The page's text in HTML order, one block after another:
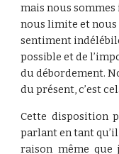
mais nous
nous limite et
sentiment
possible et de
du débordement.
du présent, c’est
Cette disposition
parlant en tant
raison même que